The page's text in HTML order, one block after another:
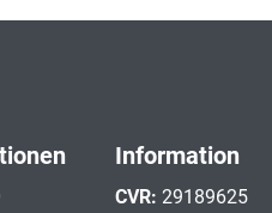
Information
CVR: 29189625